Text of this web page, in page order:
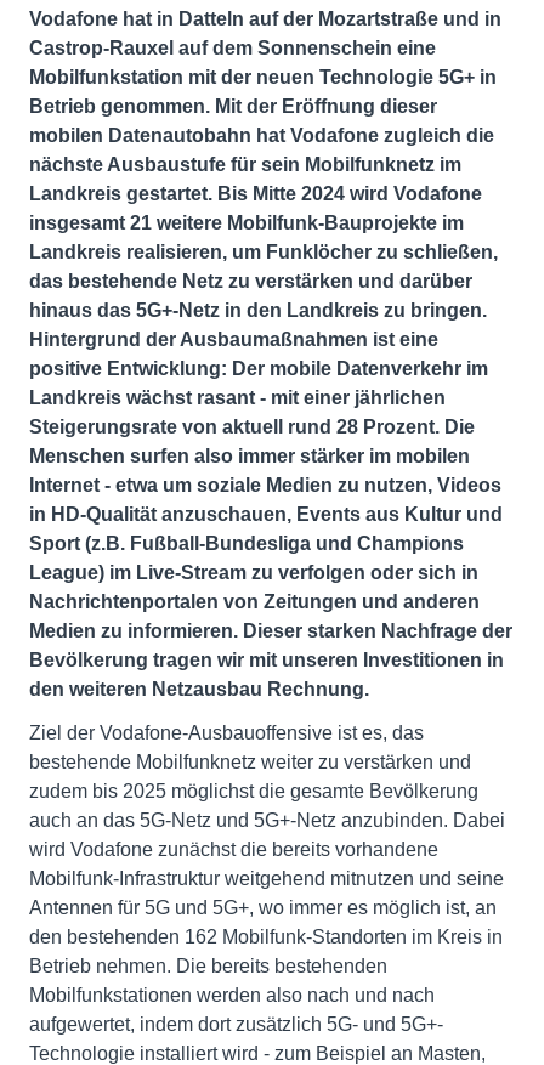
Vodafone hat in Datteln auf der Mozartstraße und in
Castrop-Rauxel auf dem Sonnenschein eine
Mobilfunkstation mit der neuen Technologie 5G+ in
Betrieb genommen. Mit der Eröffnung dieser
mobilen Datenautobahn hat Vodafone zugleich die
nächste Ausbaustufe für sein Mobilfunknetz im
Landkreis gestartet. Bis Mitte 2024 wird Vodafone
insgesamt 21 weitere Mobilfunk-Bauprojekte im
Landkreis realisieren, um Funklöcher zu schließen,
das bestehende Netz zu verstärken und darüber
hinaus das 5G+-Netz in den Landkreis zu bringen.
Hintergrund der Ausbaumaßnahmen ist eine
positive Entwicklung: Der mobile Datenverkehr im
Landkreis wächst rasant - mit einer jährlichen
Steigerungsrate von aktuell rund 28 Prozent. Die
Menschen surfen also immer stärker im mobilen
Internet - etwa um soziale Medien zu nutzen, Videos
in HD-Qualität anzuschauen, Events aus Kultur und
Sport (z.B. Fußball-Bundesliga und Champions
League) im Live-Stream zu verfolgen oder sich in
Nachrichtenportalen von Zeitungen und anderen
Medien zu informieren. Dieser starken Nachfrage der
Bevölkerung tragen wir mit unseren Investitionen in
den weiteren Netzausbau Rechnung.
Ziel der Vodafone-Ausbauoffensive ist es, das
bestehende Mobilfunknetz weiter zu verstärken und
zudem bis 2025 möglichst die gesamte Bevölkerung
auch an das 5G-Netz und 5G+-Netz anzubinden. Dabei
wird Vodafone zunächst die bereits vorhandene
Mobilfunk-Infrastruktur weitgehend mitnutzen und seine
Antennen für 5G und 5G+, wo immer es möglich ist, an
den bestehenden 162 Mobilfunk-Standorten im Kreis in
Betrieb nehmen. Die bereits bestehenden
Mobilfunkstationen werden also nach und nach
aufgewertet, indem dort zusätzlich 5G- und 5G+-
Technologie installiert wird - zum Beispiel an Masten,